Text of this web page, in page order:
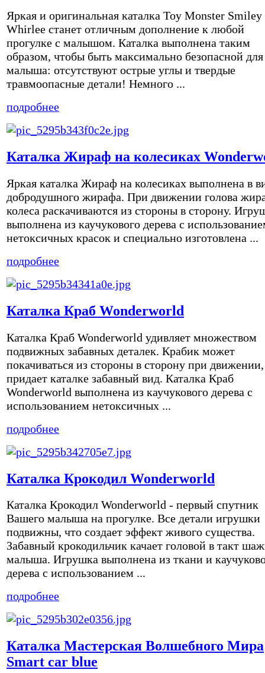
Яркая и оригинальная каталка Toy Monster Smiley
Whirlee станет отличным дополнение к любой
прогулке с малышом. Каталка выполнена таким
образом, чтобы быть максимально безопасной для
малыша: отсутствуют острые углы и твердые
травмоопасные детали! Немного ...
подробнее
Каталка Жираф на колесиках
Яркая каталка Жираф на колесиках выполнена в
добродушного жирафа. При движении голова
колеса раскачиваются из стороны в сторону.
выполнена из каучукового дерева с
нетоксичных красок и специально изготовлена ...
подробнее
Каталка Краб Wonderworld
Каталка Краб Wonderworld удивляет множеством
подвижных забавных деталек. Крабик может
покачиваться из стороны в сторону при
придает каталке забавный вид. Каталка Краб
Wonderworld выполнена из каучукового дерева с
использованием нетоксичных ...
подробнее
Каталка Крокодил Wonderworld
Каталка Крокодил Wonderworld - первый спутник
Вашего малыша на прогулке. Все детали игрушки
подвижны, что создает эффект живого существа.
Забавный крокодильчик качает головой в такт
малыша. Игрушка выполнена из ткани и
дерева с использованием ...
подробнее
Каталка Мастерская Волшебного Мира
Smart car blue